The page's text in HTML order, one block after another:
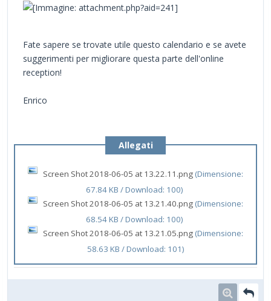
Fate sapere se trovate utile questo calendario e se avete
suggerimenti per migliorare questa parte dell'online
reception!
Enrico
Allegati
Screen Shot 2018-06-05 at 13.22.11.png (Dimensione:
67.84 KB / Download: 100)
Screen Shot 2018-06-05 at 13.21.40.png (Dimensione:
68.54 KB / Download: 100)
Screen Shot 2018-06-05 at 13.21.05.png (Dimensione:
58.63 KB / Download: 101)